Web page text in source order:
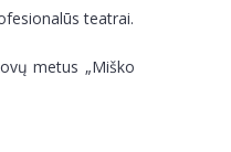
teatrai.
metus „Miško